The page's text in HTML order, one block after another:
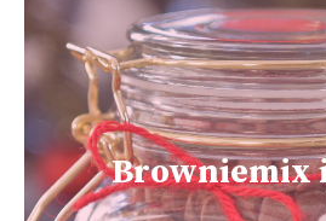
Browniemix